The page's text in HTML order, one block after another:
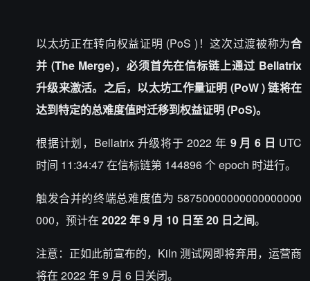
以太坊正在转向权益证明 (PoS )！这次过渡被称为合
并 (The Merge)，必须首先在信标链上通过 Bellatrix
升级来激活。之后，以太坊工作量证明 (PoW) 链将在
达到特定的总难度值时迁移到权益证明 (PoS)。
根据计划，Bellatrix 升级将于 2022 年 9 月 6 日 UTC
时间 11:34:47 在信标链第 144896 个 epoch 时进行。
触发合并的终端总难度值为 58750000000000000000
000，预计在 2022 年 9 月 10 日至 20 日之间。
注意：正如此前宣布的，Kiln 测试网即将弃用，运营商
将在 2022 年 9 月 6 日关闭。